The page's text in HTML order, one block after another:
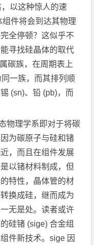
以这种惊人的速
件将会到达其物理
全停顿？这似乎不
寻找硅晶体的取代
碳族，在周期表上
一族，而其排列顺
(sn)、铅 (pb)，而
理学系即对于将碳
为碳原子与硅和锗
，而且在组件发展
以锗材料制成，但
特性，晶体管的材
换成硅，继而成为
无是处。读者或许
硅锗 (sige) 合金组
件新技术。sige 因